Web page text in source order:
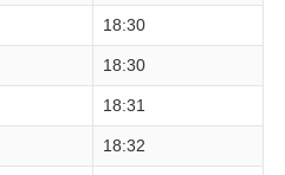
18:30
18:30
18:31
18:32